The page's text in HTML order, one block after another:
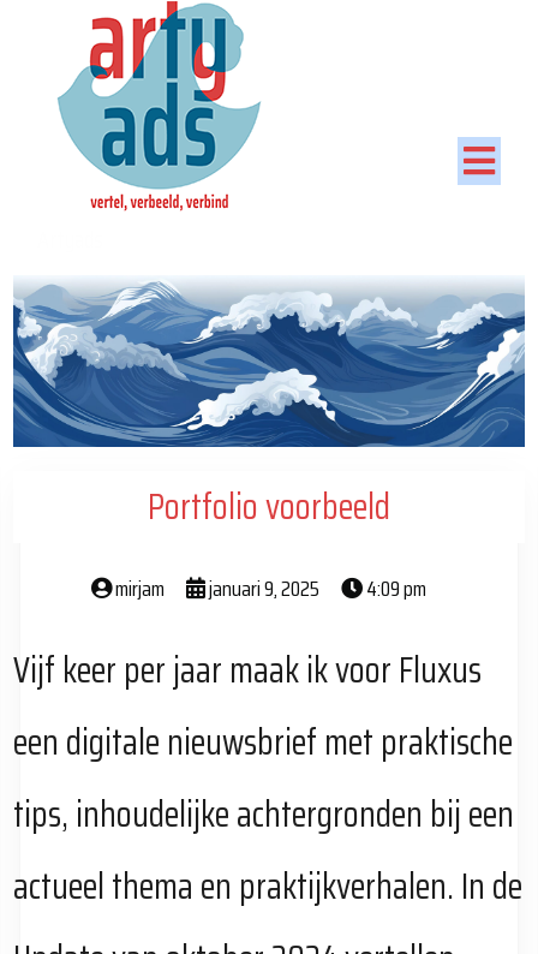
Portfolio voorbeeld
mirjam januari 9, 2025 4:09 pm
Vijf keer per jaar maak ik voor Fluxus
een digitale nieuwsbrief met praktische
tips, inhoudelijke achtergronden bij een
actueel thema en praktijkverhalen. In de